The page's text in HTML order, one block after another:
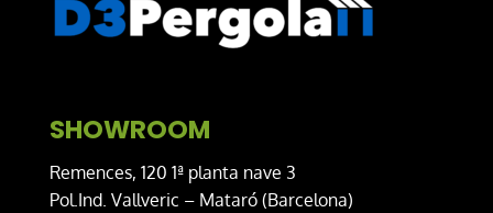
SHOWROOM
Remences, 120 1ª planta nave 3
Pol.Ind. Vallveric – Mataró (Barcelona)